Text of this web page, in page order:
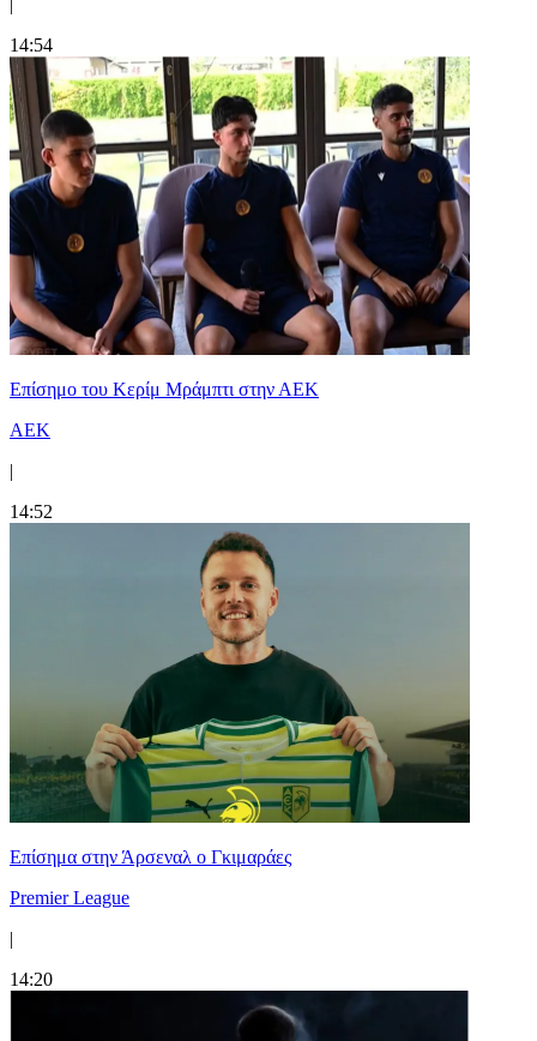
14:54
Επίσημο του Κερίμ Μράμπτι στην ΑΕK
ΑΕΚ
|
14:52
Επίσημα στην Άρσεναλ ο Γκιμαράες
Premier League
|
14:20